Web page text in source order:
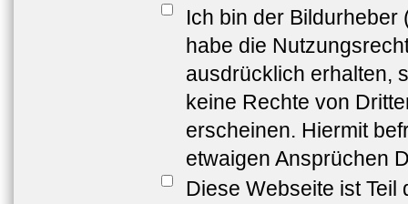
Ich bin der
habe die
ausdrücklich erhalten,
keine Rechte von
erscheinen. Hiermit
etwaigen Ansprüchen
Diese Webseite ist Teil